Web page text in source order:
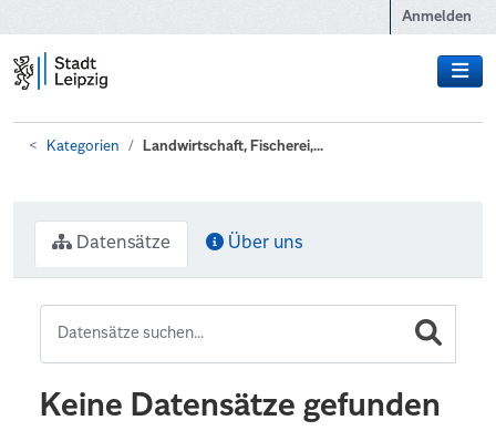
Anmelden
Kategorien Landwirtschaft, Fischerei,...
Datensätze Über uns
Keine Datensätze gefunden